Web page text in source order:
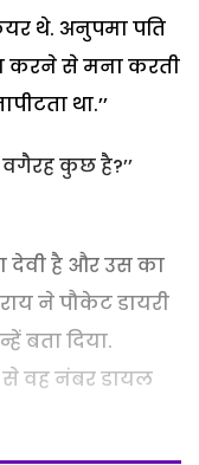
थे. अनुपमा पति
करने से मना करती
था.’’
कुछ है?’’
देवी है और उस का
ने पौकेट डायरी
बता दिया.
से वह नंबर डायल